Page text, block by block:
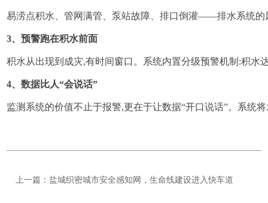
易涝点积水、管网满管、泵站故障、排口倒灌——排水系统的
3、预警跑在积水前面
积水从出现到成灾,有时间窗口。系统内置分级预警机制:积水
4、数据比人“会说话”
监测系统的价值不止于报警,更在于让数据“开口说话”。系统
上一篇：盐城织密城市安全感知网，生命线建设进入快车道